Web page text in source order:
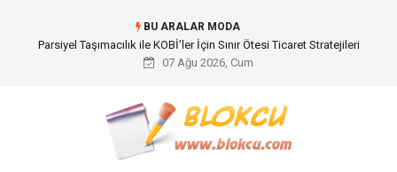
BU ARALAR MODA
Br544 ile Lastik ve Plastik Modifikasyonunda Yüksek Performans
07 Ağu 2026, Cum